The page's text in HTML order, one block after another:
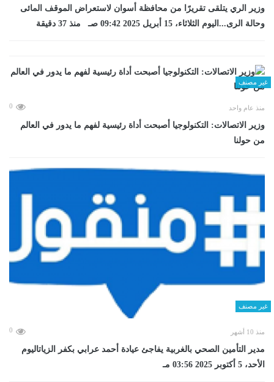
وزير الري يتلقى تقريرًا من محافظة أسوان لاستعراض الموقف المائى
وحالة الرى...اليوم الثلاثاء، 15 أبريل 2025 09:42 صـ منذ 37 دقيقة
غير مصنف
منذ عام واحد 0
وزير الاتصالات: التكنولوجيا أصبحت أداة رئيسية لفهم ما يدور في العالم
من حولنا
غير مصنف
منذ 10 أشهر 0
مدير التأمين الصحي بالغربية يفاجئ عيادة أحمد عرابي بكفر الزياتاليوم
الأحد، 5 أكتوبر 2025 03:56 مـ